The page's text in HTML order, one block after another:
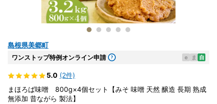
島根県美郷町
ワンストップ特例オンライン申請 e ま 自
5.0 (2件)
まほろば味噌 800g×4個セット【みそ 味噌 天然 醸造 長期 熟成
無添加 昔ながら 製法】